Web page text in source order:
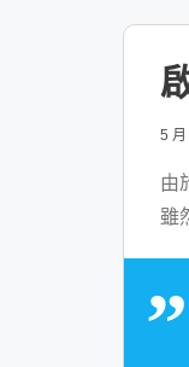
5
由
雖